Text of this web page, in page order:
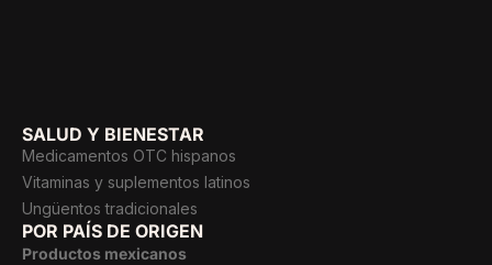
SALUD Y BIENESTAR
Medicamentos OTC hispanos
Vitaminas y suplementos latinos
Ungüentos tradicionales
POR PAÍS DE ORIGEN
Productos mexicanos